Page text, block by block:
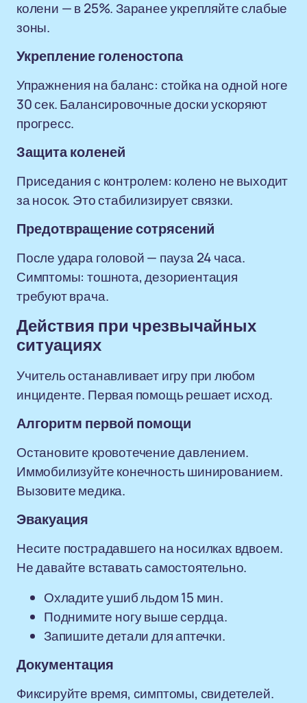
колени — в 25%. Заранее укрепляйте слабые
зоны.
Укрепление голеностопа
Упражнения на баланс: стойка на одной ноге
30 сек. Балансировочные доски ускоряют
прогресс.
Защита коленей
Приседания с контролем: колено не выходит
за носок. Это стабилизирует связки.
Предотвращение сотрясений
После удара головой — пауза 24 часа.
Симптомы: тошнота, дезориентация
требуют врача.
Действия при чрезвычайных
ситуациях
Учитель останавливает игру при любом
инциденте. Первая помощь решает исход.
Алгоритм первой помощи
Остановите кровотечение давлением.
Иммобилизуйте конечность шинированием.
Вызовите медика.
Эвакуация
Несите пострадавшего на носилках вдвоем.
Не давайте вставать самостоятельно.
Охладите ушиб льдом 15 мин.
Поднимите ногу выше сердца.
Запишите детали для аптечки.
Документация
Фиксируйте время, симптомы, свидетелей.